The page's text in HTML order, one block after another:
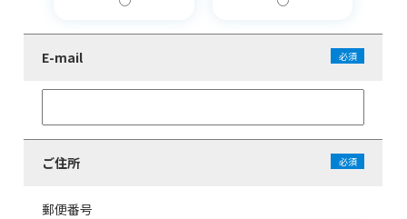
E-mail 必須
ご住所 必須
郵便番号